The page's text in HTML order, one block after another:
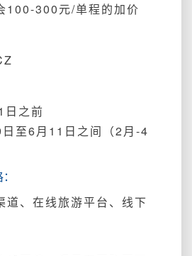
100-300元/单程的加价
之前
至6月11日之间（2月-4
道、在线旅游平台、线下